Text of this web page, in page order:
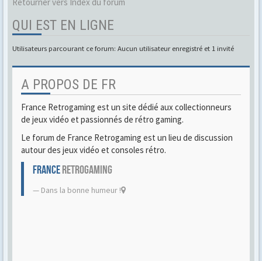
QUI EST EN LIGNE
Utilisateurs parcourant ce forum: Aucun utilisateur enregistré et 1 invité
A PROPOS DE FR
France Retrogaming est un site dédié aux collectionneurs
de jeux vidéo et passionnés de rétro gaming.
Le forum de France Retrogaming est un lieu de discussion
autour des jeux vidéo et consoles rétro.
FRANCERETROGAMING
Dans la bonne humeur !